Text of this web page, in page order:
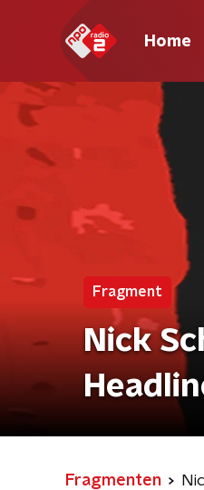
Home
Fragment
Nick
Fragmenten